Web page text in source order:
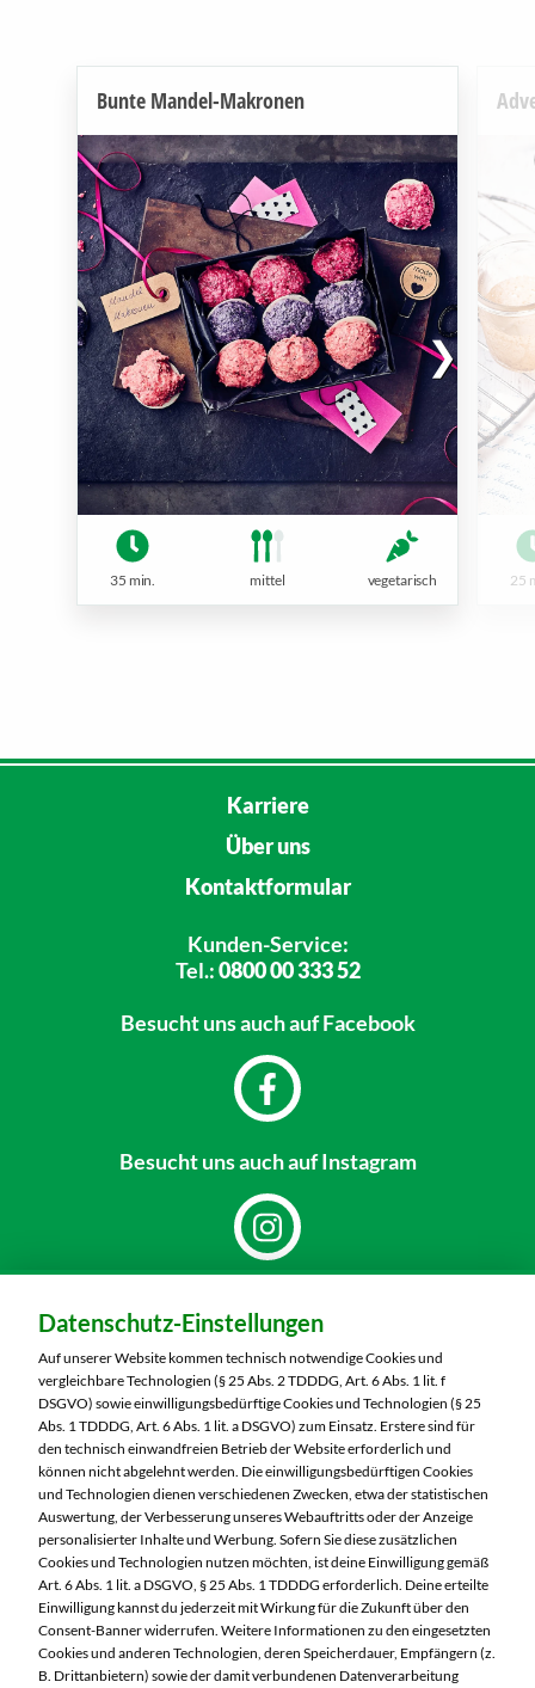
Bunte Mandel-Makronen
35 min. mittel vegetarisch 25
Karriere
Über uns
Kontaktformular
Kunden-Service:
Tel.:0800 00 333 52
Besucht unsauch auf Facebook
Besucht unsauch auf Instagram
MARKTKAUF Nobitz
Altenburger Straße 29
04603 Nobitz
Telefon:03447 51260
Markt ändern
Öffnungszeiten diese Woche:
Mo:
07:00 – 20:00 Uhr
Di:
07:00 – 20:00 Uhr
Mi:
07:00 – 20:00 Uhr
Do:
07:00 – 20:00 Uhr
Datenschutz-Einstellungen
Auf unserer Website kommen technisch notwendige Cookies und
vergleichbare Technologien (§ 25 Abs. 2 TDDDG, Art. 6 Abs. 1 lit. f
DSGVO) sowie einwilligungsbedürftige Cookies und Technologien (§ 25
Abs. 1 TDDDG, Art. 6 Abs. 1 lit. a DSGVO) zum Einsatz. Erstere sind für
den technisch einwandfreien Betrieb der Website erforderlich und
können nicht abgelehnt werden. Die einwilligungsbedürftigen Cookies
und Technologien dienen verschiedenen Zwecken, etwa der statistischen
Auswertung, der Verbesserung unseres Webauftritts oder der Anzeige
personalisierter Inhalte und Werbung. Sofern Sie diese zusätzlichen
Cookies und Technologien nutzen möchten, ist deine Einwilligung gemäß
Art. 6 Abs. 1 lit. a DSGVO, § 25 Abs. 1 TDDDG erforderlich. Deine erteilte
Einwilligung kannst du jederzeit mit Wirkung für die Zukunft über den
Consent-Banner widerrufen. Weitere Informationen zu den eingesetzten
Cookies und anderen Technologien, deren Speicherdauer, Empfängern (z.
B. Drittanbietern) sowie der damit verbundenen Datenverarbeitung